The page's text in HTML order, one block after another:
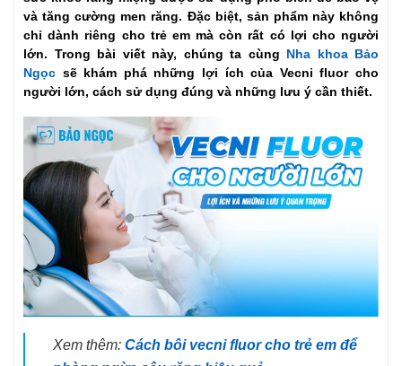
và tăng cường men răng. Đặc biệt, sản phẩm này không
chỉ dành riêng cho trẻ em mà còn rất có lợi cho người
lớn. Trong bài viết này, chúng ta cùng Nha khoa Bảo
Ngọc sẽ khám phá những lợi ích của Vecni fluor cho
người lớn, cách sử dụng đúng và những lưu ý cần thiết.
Xem thêm: Cách bôi vecni fluor cho trẻ em để